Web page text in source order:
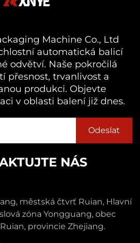
Machine Co., Ltd
automatická balicí
odvětví. Naše pokročilá
přesnost, trvanlivost a
produkci. Objevte
v oblasti balení již dnes.
NÁS
městská čtvrť Ruian, Hlavní
zóna Yongguang, obec
provincie Zhejiang.